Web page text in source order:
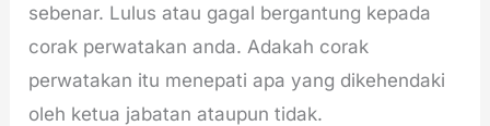
sebenar. Lulus atau gagal bergantung kepada
corak perwatakan anda. Adakah corak
perwatakan itu menepati apa yang dikehendaki
oleh ketua jabatan ataupun tidak.